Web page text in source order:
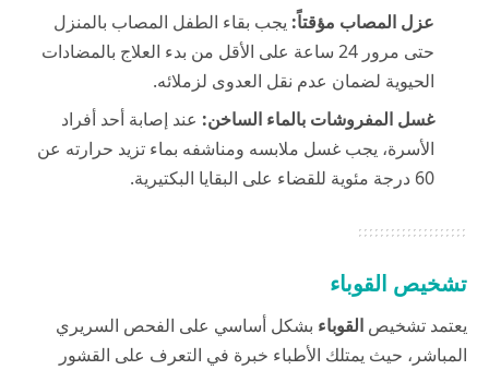
عزل المصاب مؤقتاً: يجب بقاء الطفل المصاب بالمنزل
حتى مرور 24 ساعة على الأقل من بدء العلاج بالمضادات
الحيوية لضمان عدم نقل العدوى لزملائه.
غسل المفروشات بالماء الساخن: عند إصابة أحد أفراد
الأسرة، يجب غسل ملابسه ومناشفه بماء تزيد حرارته عن
60 درجة مئوية للقضاء على البقايا البكتيرية.
تشخيص القوباء
يعتمد تشخيص القوباء بشكل أساسي على الفحص السريري
المباشر، حيث يمتلك الأطباء خبرة في التعرف على القشور